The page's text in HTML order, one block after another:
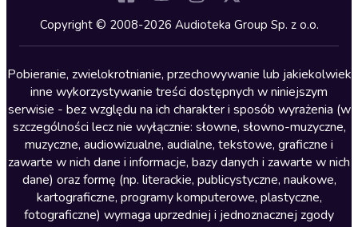
Kryminały
Lektury szkolne
Literatura anglojęzyczna
Literatura faktu
Literatura obyczajowa
Literatura piękna obca
Literatura piękna polska
Nagrania relaksacyjne
Copyright © 2008-2026 Audioteka Group Sp. z o.o.
Pobieranie, zwielokrotnianie, przechowywanie lub jakiekolwiek
inne wykorzystywanie treści dostępnych w niniejszym
serwisie - bez względu na ich charakter i sposób wyrażenia (w
szczególności lecz nie wyłącznie: słowne, słowno-muzyczne,
muzyczne, audiowizualne, audialne, tekstowe, graficzne i
zawarte w nich dane i informacje, bazy danych i zawarte w nich
dane) oraz formę (np. literackie, publicystyczne, naukowe,
kartograficzne, programy komputerowe, plastyczne,
fotograficzne) wymaga uprzedniej i jednoznacznej zgody